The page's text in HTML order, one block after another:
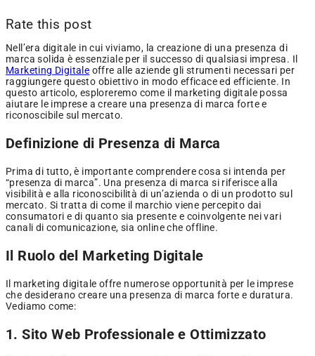
Rate this post
Nell’era digitale in cui viviamo, la creazione di una presenza di
marca solida è essenziale per il successo di qualsiasi impresa. Il
Marketing Digitale offre alle aziende gli strumenti necessari per
raggiungere questo obiettivo in modo efficace ed efficiente. In
questo articolo, esploreremo come il marketing digitale possa
aiutare le imprese a creare una presenza di marca forte e
riconoscibile sul mercato.
Definizione di Presenza di Marca
Prima di tutto, è importante comprendere cosa si intenda per
“presenza di marca”. Una presenza di marca si riferisce alla
visibilità e alla riconoscibilità di un’azienda o di un prodotto sul
mercato. Si tratta di come il marchio viene percepito dai
consumatori e di quanto sia presente e coinvolgente nei vari
canali di comunicazione, sia online che offline.
Il Ruolo del Marketing Digitale
Il marketing digitale offre numerose opportunità per le imprese
che desiderano creare una presenza di marca forte e duratura.
Vediamo come:
1. Sito Web Professionale e Ottimizzato